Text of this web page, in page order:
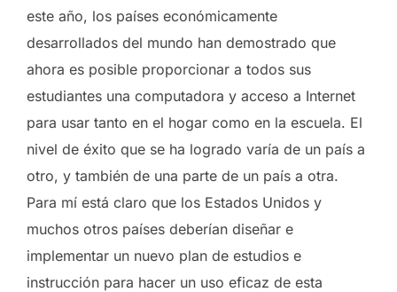
este año, los países económicamente
desarrollados del mundo han demostrado que
ahora es posible proporcionar a todos sus
estudiantes una computadora y acceso a Internet
para usar tanto en el hogar como en la escuela. El
nivel de éxito que se ha logrado varía de un país a
otro, y también de una parte de un país a otra.
Para mí está claro que los Estados Unidos y
muchos otros países deberían diseñar e
implementar un nuevo plan de estudios e
instrucción para hacer un uso eficaz de esta